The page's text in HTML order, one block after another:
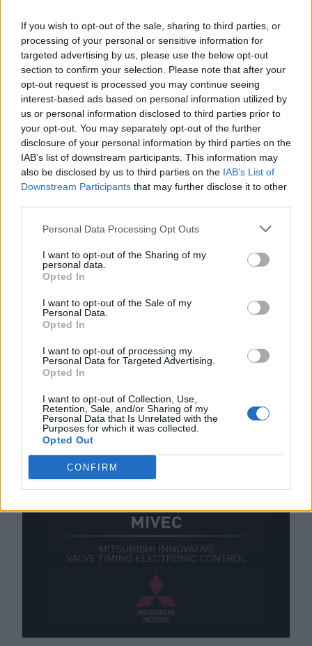
If you wish to opt-out of the sale, sharing to third parties, or
processing of your personal or sensitive information for
targeted advertising by us, please use the below opt-out
section to confirm your selection. Please note that after your
opt-out request is processed you may continue seeing
interest-based ads based on personal information utilized by
us or personal information disclosed to third parties prior to
your opt-out. You may separately opt-out of the further
disclosure of your personal information by third parties on the
IAB’s list of downstream participants. This information may
also be disclosed by us to third parties on the IAB’s List of
Downstream Participants that may further disclose it to other
Personal Data Processing Opt Outs
I want to opt-out of the Sharing of my
personal data.
Opted In
I want to opt-out of the Sale of my
Personal Data.
Opted In
I want to opt-out of processing my
Personal Data for Targeted Advertising.
Opted In
I want to opt-out of Collection, Use,
Retention, Sale, and/or Sharing of my
Personal Data that Is Unrelated with the
Purposes for which it was collected.
Opted Out
CONFIRM
LEES VERDER
25. 06. 2023
Luchtgekoelde motor: wat zijn
de voor- en nadelen?
verbrandingsmotor waarbij de koeling en het
behoud van een optimale motortemperatuur wordt
verzekerd door middel van stromende lucht.